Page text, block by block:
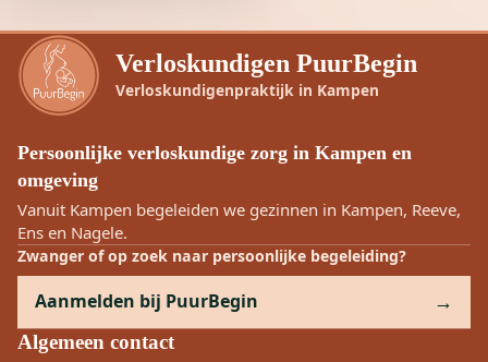
Verloskundigen PuurBegin
Verloskundigenpraktijk in Kampen
Persoonlijke verloskundige zorg in Kampen en
omgeving
Vanuit Kampen begeleiden we gezinnen in Kampen, Reeve,
Ens en Nagele.
Zwanger of op zoek naar persoonlijke begeleiding?
Aanmelden bij PuurBegin
Algemeen contact